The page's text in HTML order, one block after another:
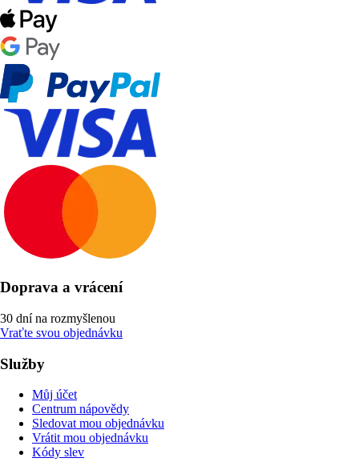
Doprava a vrácení
30 dní na rozmyšlenou
Vraťte svou objednávku
Služby
Můj účet
Centrum nápovědy
Sledovat mou objednávku
Vrátit mou objednávku
Kódy slev